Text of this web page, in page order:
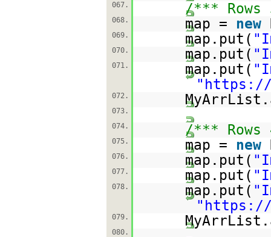
067.
/***
068. map = new
069. map.put(
070. map.put(
071. map.put(
" https://
072.
073.
074.
/***
075. map = new
076. map.put(
077. map.put(
078. map.put(
" https://
079.
080.